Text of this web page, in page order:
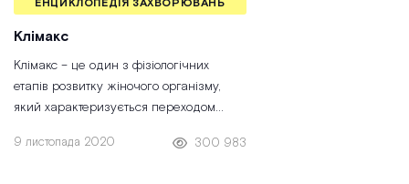
ЕНЦИКЛОПЕДІЯ ЗАХВОРЮВАНЬ
Клімакс
Клімакс – це один з фізіологічних
етапів розвитку жіночого організму,
який характеризується переходом
наступний етап. При цьому вгасає
9 листопада 2020 300 983